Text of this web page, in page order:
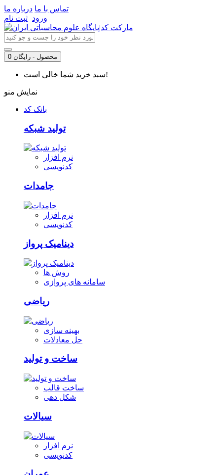
تماس با ما درباره ما
ورود ثبت نام
0 محصول - رایگان
سبد خرید شما خالی است!
نمایش منو
بانک کد
تولید شبکه
نرم افزار
کدنویسی
جامدات
نرم افزار
کدنویسی
دینامیک پرواز
روش ها
سامانه های پروازی
ریاضی
بهینه سازی
حل معادلات
ساخت و تولید
ساخت قالب
شکل دهی
سیالات
نرم افزار
کدنویسی